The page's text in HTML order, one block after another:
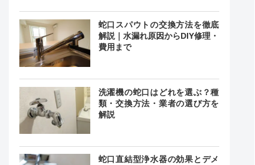
蛇口スパウトの交換方法を徹底
解説｜水漏れ原因からDIY修理・
費用まで
洗濯機の蛇口はどれを選ぶ？種
類・交換方法・業者の選び方を
解説
蛇口直結型浄水器の効果とデメ